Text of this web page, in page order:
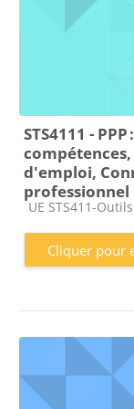
STS4111 -
d'emploi,
professionnel
Catégorie de
UE STS411-
Cliquer pour